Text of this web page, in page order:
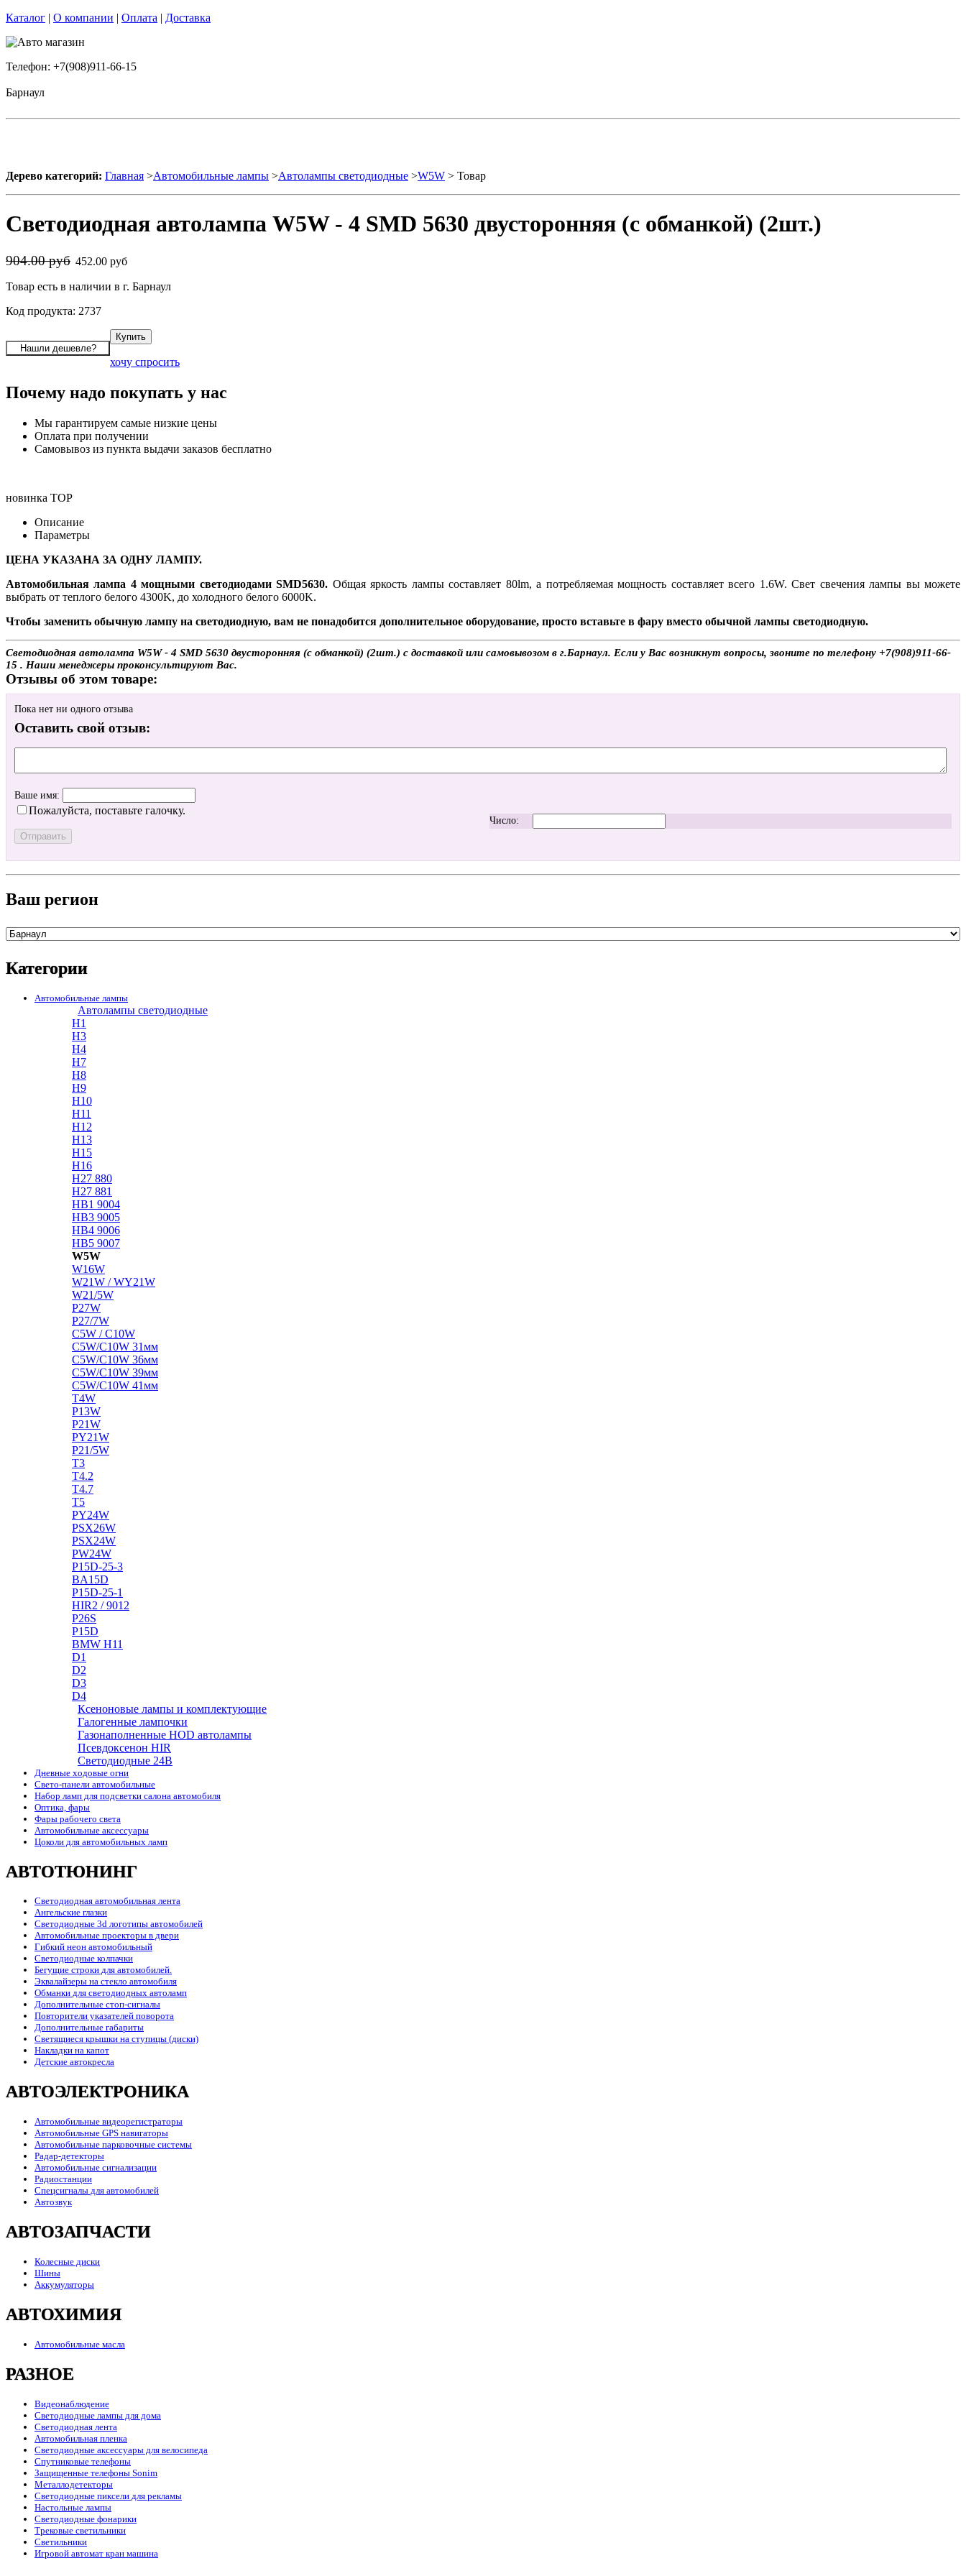
Каталог | О компании | Оплата | Доставка
Телефон: +7(908)911-66-15
Барнаул
Дерево категорий: Главная >Автомобильные лампы >Автолампы светодиодные >W5W > Товар
Светодиодная автолампа W5W - 4 SMD 5630 двусторонняя (с обманкой) (2шт.)
904.00 руб 452.00 руб
Товар есть в наличии в г. Барнаул
Код продукта: 2737
хочу спросить
Почему надо покупать у нас
Мы гарантируем самые низкие цены
Оплата при получении
Самовывоз из пункта выдачи заказов бесплатно
новинка TOP
Описание
Параметры
ЦЕНА УКАЗАНА ЗА ОДНУ ЛАМПУ.
Автомобильная лампа 4 мощными светодиодами SMD5630. Общая яркость лампы составляет 80lm, а потребляемая мощность составляет всего 1.6W. Свет свечения лампы вы можете
выбрать от теплого белого 4300K, до холодного белого 6000K.
Чтобы заменить обычную лампу на светодиодную, вам не понадобится дополнительное оборудование, просто вставьте в фару вместо обычной лампы светодиодную.
Светодиодная автолампа W5W - 4 SMD 5630 двусторонняя (с обманкой) (2шт.) с доставкой или самовывозом в г.Барнаул. Если у Вас возникнут вопросы, звоните по телефону +7(908)911-66-
15 . Наши менеджеры проконсультируют Вас.
Отзывы об этом товаре:
Пока нет ни одного отзыва
Оставить свой отзыв:
Ваше имя:
Пожалуйста, поставьте галочку.
Число:
Ваш регион
Категории
Автомобильные лампы
Автолампы светодиодные
H1
H3
H4
H7
H8
H9
H10
H11
H12
H13
H15
H16
H27 880
H27 881
HB1 9004
HB3 9005
HB4 9006
HB5 9007
W5W
W16W
W21W / WY21W
W21/5W
P27W
P27/7W
C5W / C10W
C5W/C10W 31мм
C5W/C10W 36мм
C5W/C10W 39мм
C5W/C10W 41мм
T4W
P13W
P21W
PY21W
P21/5W
T3
T4.2
T4.7
T5
PY24W
PSX26W
PSX24W
PW24W
P15D-25-3
BA15D
P15D-25-1
HIR2 / 9012
P26S
P15D
BMW H11
D1
D2
D3
D4
Ксеноновые лампы и комплектующие
Галогенные лампочки
Газонаполненные HOD автолампы
Псевдоксенон HIR
Cветодиодные 24B
Дневные ходовые огни
Свето-панели автомобильные
Набор ламп для подсветки салона автомобиля
Оптика, фары
Фары рабочего света
Автомобильные аксессуары
Цоколи для автомобильных ламп
АВТОТЮНИНГ
Светодиодная автомобильная лента
Ангельские глазки
Светодиодные 3d логотипы автомобилей
Автомобильные проекторы в двери
Гибкий неон автомобильный
Светодиодные колпачки
Бегущие строки для автомобилей.
Эквалайзеры на стекло автомобиля
Обманки для светодиодных автоламп
Дополнительные стоп-сигналы
Повторители указателей поворота
Дополнительные габариты
Светящиеся крышки на ступицы (диски)
Накладки на капот
Детские автокресла
АВТОЭЛЕКТРОНИКА
Автомобильные видеорегистраторы
Автомобильные GPS навигаторы
Автомобильные парковочные системы
Радар-детекторы
Автомобильные сигнализации
Радиостанции
Спецсигналы для автомобилей
Автозвук
АВТОЗАПЧАСТИ
Колесные диски
Шины
Аккумуляторы
АВТОХИМИЯ
Автомобильные масла
РАЗНОЕ
Видеонаблюдение
Светодиодные лампы для дома
Светодиодная лента
Автомобильная пленка
Светодиодные аксессуары для велосипеда
Спутниковые телефоны
Защищенные телефоны Sonim
Металлодетекторы
Светодиодные пиксели для рекламы
Настольные лампы
Светодиодные фонарики
Трековые светильники
Светильники
Игровой автомат кран машина